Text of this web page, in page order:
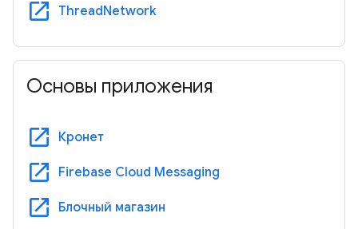
open_in_new ThreadNetwork
Основы приложения
open_in_new Кронет
open_in_new Firebase Cloud Messaging
open_in_new Блочный магазин